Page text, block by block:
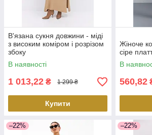
В'язана сукня довжини - міді
з високим коміром і розрізом
збоку
В наявності
1 013,22 ₴ 1 299 ₴
Купити
Жіноче
сіре
В
560,82
–22% –22%